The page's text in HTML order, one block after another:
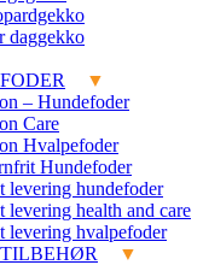
daggekko
– Hundefoder
Care
Hvalpefoder
Hundefoder
levering hundefoder
levering health and care
levering hvalpefoder